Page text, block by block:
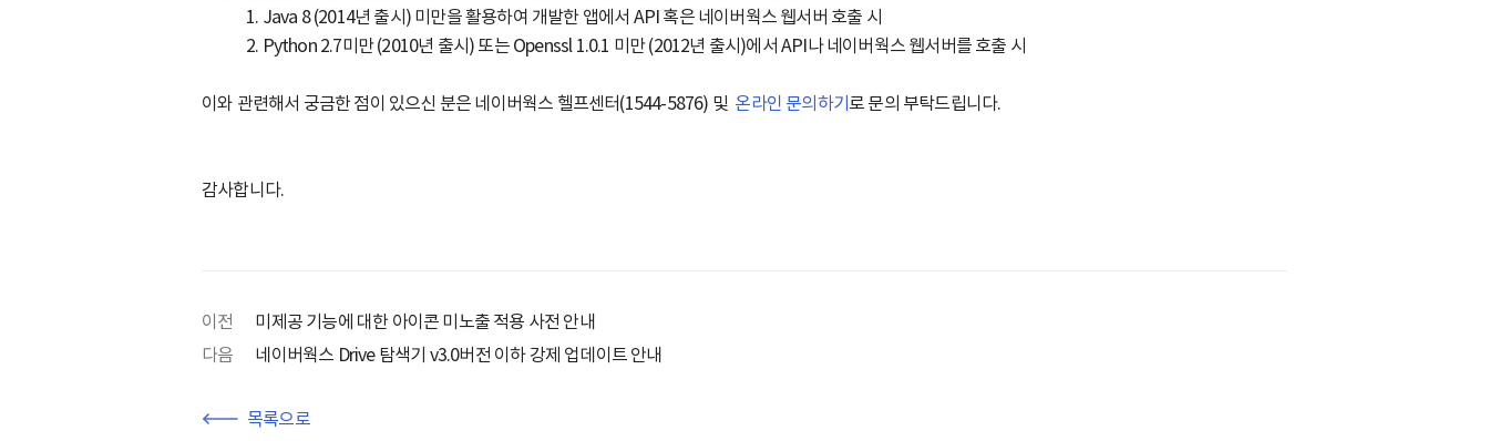
1. Java 8 (2014년 출시) 미만을 활용하여 개발한 앱에서 API 혹은 네이버웍스 웹서버 호출 시
2. Python 2.7미만 (2010년 출시) 또는 Openssl 1.0.1 미만 (2012년 출시)에서 API나 네이버웍스 웹서버를 호출 시
이와 관련해서 궁금한 점이 있으신 분은 네이버웍스 헬프센터(1544-5876) 및 온라인 문의하기 로 문의 부탁드립니다.
감사합니다.
이전
미제공 기능에 대한 아이콘 미노출 적용 사전 안내
다음
네이버웍스 Drive 탐색기 v3.0버전 이하 강제 업데이트 안내
목록으로